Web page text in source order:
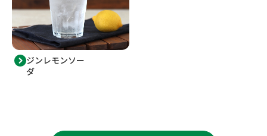
ジンレモンソー
ダ